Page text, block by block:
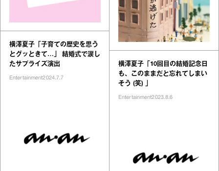
横澤夏子「子育ての歴史を思う
とグッときて…」 結婚式で涙し
たサプライズ演出
Entertainment2024.7.7
横澤夏子「10回目の結婚記念日
も、このままだと忘れてしまい
そう (笑) 」
Entertainment2023.8.6